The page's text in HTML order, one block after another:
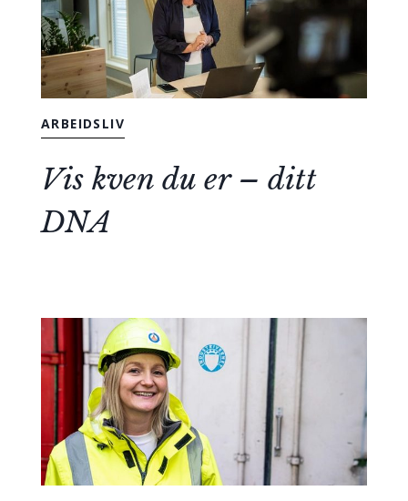
ARBEIDSLIV
Vis kven du er – ditt
DNA